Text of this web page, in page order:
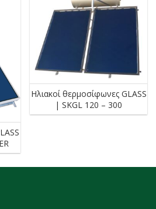
Ηλιακοί θερμοσίφωνες GLASS
| SKGL 120 – 300